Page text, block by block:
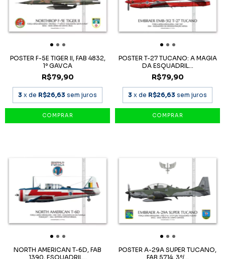
POSTER F-5E TIGER II, FAB 4832,
1º GAVCA
R$79,90
3 x de R$26,63 sem juros
POSTER T-27 TUCANO: A MAGIA
DA ESQUADRIL...
R$79,90
3 x de R$26,63 sem juros
NORTH AMERICAN T-6D, FAB
1390, ESQUADRIL...
POSTER A-29A SUPER TUCANO,
FAB 5714, 3º/...